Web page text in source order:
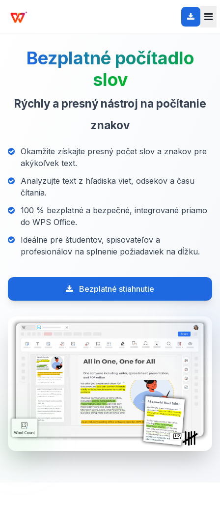
Bezplatné počítadlo
slov
Rýchly a presný nástroj na počítanie
znakov
Okamžite získajte presný počet slov a znakov pre
akýkoľvek text.
Analyzujte text z hľadiska viet, odsekov a času
čítania.
100 % bezplatné a bezpečné, integrované priamo
do WPS Office.
Ideálne pre študentov, spisovateľov a
profesionálov na splnenie požiadaviek na dĺžku.
Bezplatné stiahnutie